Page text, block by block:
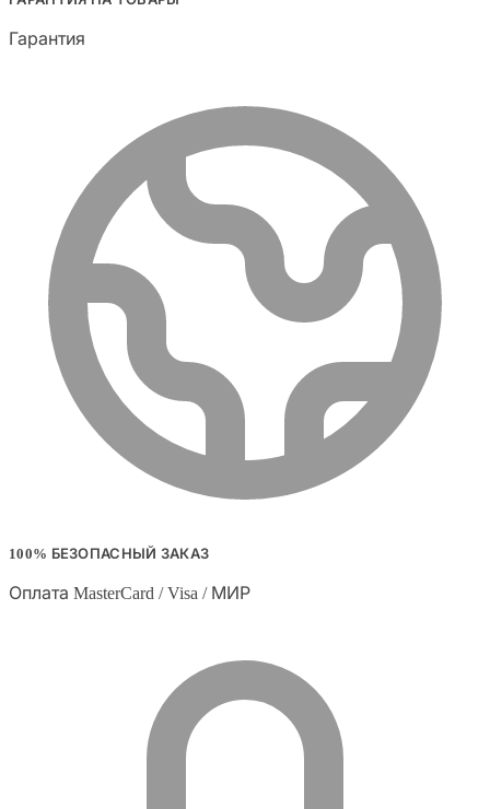
Гарантия
100% БЕЗОПАСНЫЙ ЗАКАЗ
Оплата MasterCard / Visa / МИР